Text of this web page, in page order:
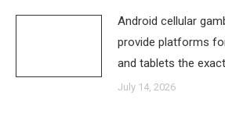
Android cellular
provide platforms
and tablets the
July 14, 2026